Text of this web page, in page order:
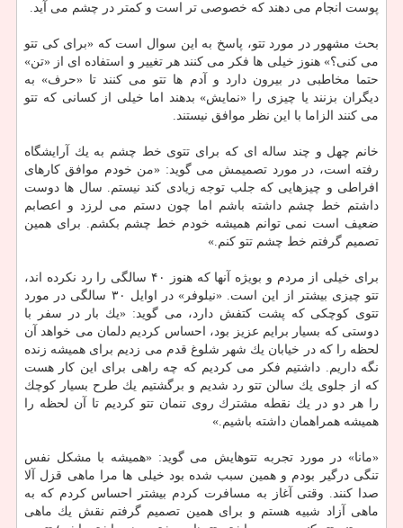
پوست انجام می دهند كه خصوصی تر است و كمتر در چشم می آید.
بحث مشهور در مورد تتو، پاسخ به این سوال است كه «برای كی تتو
می كنی؟» هنوز خیلی ها فكر می كنند هر تغییر و استفاده ای از «تن»
حتما مخاطبی در بیرون دارد و آدم ها تتو می كنند تا «حرف» به
دیگران بزنند یا چیزی را «نمایش» بدهند اما خیلی از كسانی كه تتو
می كنند الزاما با این نظر موافق نیستند.
خانم چهل و چند ساله ای كه برای تتوی خط چشم به یك آرایشگاه
رفته است، در مورد تصمیمش می گوید: «من خودم موافق كارهای
افراطی و چیزهایی كه جلب توجه زیادی كند نیستم. سال ها دوست
داشتم خط چشم داشته باشم اما چون دستم می لرزد و اعصابم
ضعیف است نمی توانم همیشه خودم خط چشم بكشم. برای همین
تصمیم گرفتم خط چشم تتو كنم.»
برای خیلی از مردم و بویژه آنها كه هنوز ۴۰ سالگی را رد نكرده اند،
تتو چیزی بیشتر از این است. «نیلوفر» در اوایل ۳۰ سالگی در مورد
تتوی كوچكی كه پشت كتفش دارد، می گوید: «یك بار در سفر با
دوستی كه بسیار برایم عزیز بود، احساس كردیم دلمان می خواهد آن
لحظه را كه در خیابان یك شهر شلوغ قدم می زدیم برای همیشه زنده
نگه داریم. داشتیم فكر می كردیم كه چه راهی برای این كار هست
كه از جلوی یك سالن تتو رد شدیم و برگشتیم یك طرح بسیار كوچك
را هر دو در یك نقطه مشترك روی تنمان تتو كردیم تا آن لحظه را
همیشه همراهمان داشته باشیم.»
«مانا» در مورد تجربه تتوهایش می گوید: «همیشه با مشكل نفس
تنگی درگیر بودم و همین سبب شده بود خیلی ها مرا ماهی قزل آلا
صدا كنند. وقتی آغاز به مسافرت كردم بیشتر احساس كردم كه به
ماهی آزاد شبیه هستم و برای همین تصمیم گرفتم نقش یك ماهی